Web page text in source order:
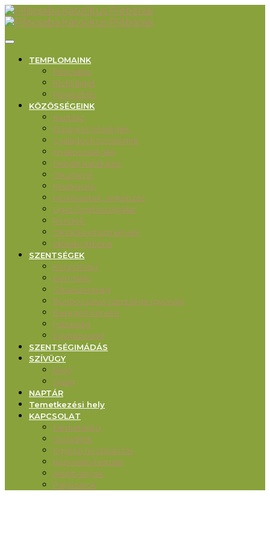
TEMPLOMAINK
Piliscsaba
Klotildliget
Pilisjászfalu
KÖZÖSSÉGEINK
Karitász
Ifjúsági közösségek
Családos közösségek
Imaközösségek
Felnőtt katekézis
Ökumené
Misekuckó
Művészetek, önképzés
Liget Segítőszolgálat
Rendek
Oktatási intézmények
Idősek otthona
SZENTSÉGEK
Keresztség
Bérmálás
Oltáriszentség
Bűnbocsánat szentsége (gyónás)
Betegek kenete
Házasság
Egyházi rend
SZENTSÉGIMÁDÁS
SZÍVÜGY
Blog
Újság
NAPTÁR
Temetkezési hely
KAPCSOLAT
Elérhetőség
Stóladíjak
Egyházi hozzájárulás
Képviselő-testület
Alapítványok
Pályázatok